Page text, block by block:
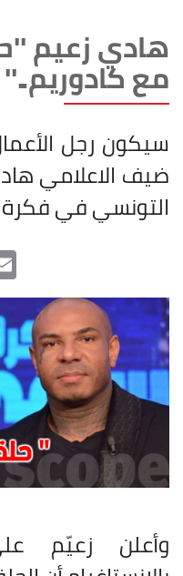
هادي زعيم
مع كادوريم..''
سيكون رجل
ضيف الاعلامي
التونسي في
وأعلن زعيّم